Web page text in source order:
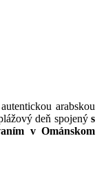
arabskou
deň spojenýs
v Ománskom